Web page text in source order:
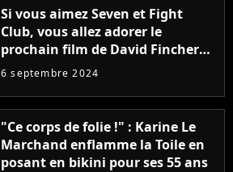
Si vous aimez Seven et Fight
Club, vous allez adorer le
prochain film de David Fincher
avec lequel il se réinvente
complètement
6 septembre 2024
"Ce corps de folie !" : Karine Le
Marchand enflamme la Toile en
posant en bikini pour ses 55 ans